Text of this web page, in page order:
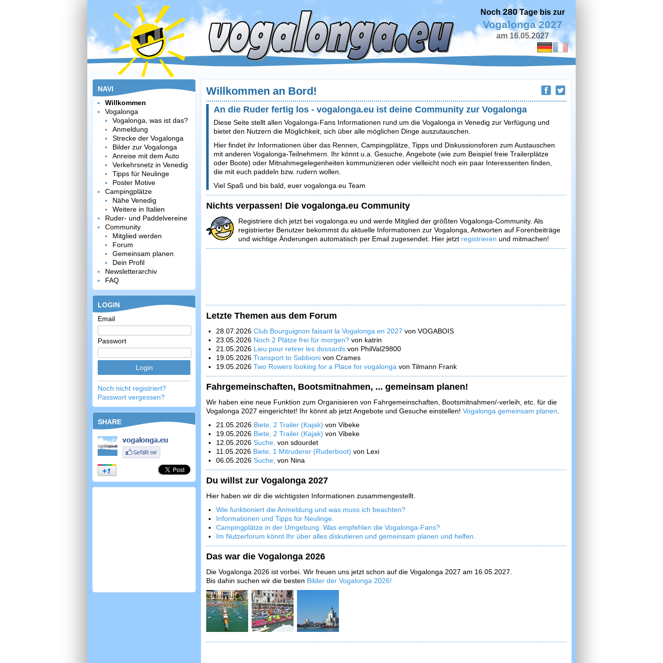
Noch 280Tage bis zur
Vogalonga 2027
am 16.05.2027
NAVI
Willkommen
Vogalonga
Vogalonga, was ist das?
Anmeldung
Strecke der Vogalonga
Bilder zur Vogalonga
Anreise mit dem Auto
Verkehrsnetz in Venedig
Tipps für Neulinge
Poster Motive
Campingplätze
Nähe Venedig
Weitere in Italien
Ruder- und Paddelvereine
Community
Mitglied werden
Forum
Gemeinsam planen
Dein Profil
Newsletterarchiv
FAQ
LOGIN
Email
Passwort
Noch nicht registriert?
Passwort vergessen?
SHARE
Willkommen an Bord!
An die Ruder fertig los - vogalonga.eu ist deine Community zur Vogalonga
Diese Seite stellt allen Vogalonga-Fans Informationen rund um die Vogalonga in Venedig zur Verfügung und
bietet den Nutzern die Möglichkeit, sich über alle möglichen Dinge auszutauschen.
Hier findet ihr Informationen über das Rennen, Campingplätze, Tipps und Diskussionsforen zum Austauschen
mit anderen Vogalonga-Teilnehmern. Ihr könnt u.a. Gesuche, Angebote (wie zum Beispiel freie Trailerplätze
oder Boote) oder Mitnahmegelegenheiten kommunizieren oder vielleicht noch ein paar Interessenten finden,
die mit euch paddeln bzw. rudern wollen.
Viel Spaß und bis bald, euer vogalonga.eu Team
Nichts verpassen! Die vogalonga.eu Community
Registriere dich jetzt bei vogalonga.eu und werde Mitglied der größten Vogalonga-Community. Als
registrierter Benutzer bekommst du aktuelle Informationen zur Vogalonga, Antworten auf Forenbeiträge
und wichtige Änderungen automatisch per Email zugesendet. Hier jetzt registrieren und mitmachen!
Letzte Themen aus dem Forum
28.07.2026 Club Bourguignon faisant la Vogalonga en 2027 von VOGABOIS
23.05.2026 Noch 2 Plätze frei für morgen? von katrin
21.05.2026 Lieu pour retirer les dossards von PhilVal29800
19.05.2026 Transport to Sabbioni von Crames
19.05.2026 Two Rowers looking for a Place for vogalonga von Tilmann Frank
Fahrgemeinschaften, Bootsmitnahmen, ... gemeinsam planen!
Wir haben eine neue Funktion zum Organisieren von Fahrgemeinschaften, Bootsmitnahmen/-verleih, etc. für die
Vogalonga 2027 eingerichtet! Ihr könnt ab jetzt Angebote und Gesuche einstellen! Vogalonga gemeinsam planen
21.05.2026 Biete, 2 Trailer (Kajak) von Vibeke
19.05.2026 Biete, 2 Trailer (Kajak) von Vibeke
12.05.2026 Suche, von sdourdet
11.05.2026 Biete, 1 Mitruderer (Ruderboot) von Lexi
06.05.2026 Suche, von Nina
Du willst zur Vogalonga 2027
Hier haben wir dir die wichtigsten Informationen zusammengestellt.
Wie funktioniert die Anmeldung und was muss ich beachten?
Informationen und Tipps für Neulinge.
Campingplätze in der Umgebung. Was empfehlen die Vogalonga-Fans?
Im Nutzerforum könnt Ihr über alles diskutieren und gemeinsam planen und helfen.
Das war die Vogalonga 2026
Die Vogalonga 2026 ist vorbei. Wir freuen uns jetzt schon auf die Vogalonga 2027 am 16.05.2027.
Bis dahin suchen wir die besten Bilder der Vogalonga 2026!